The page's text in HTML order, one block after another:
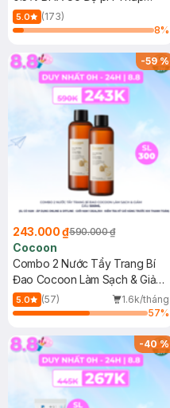
150ml
5.0
(173)
8%
-59%
243.000 ₫590.000 ₫
Cocoon
Combo 2 Nước Tẩy Trang Bí
Đao Cocoon Làm Sạch & Giảm
Dầu 500ml
5.0 (57)
1.6k/tháng
57%
-40%